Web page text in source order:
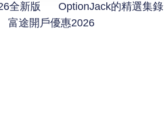
全新版 OptionJack的精選集錄
富途開戶優惠2026